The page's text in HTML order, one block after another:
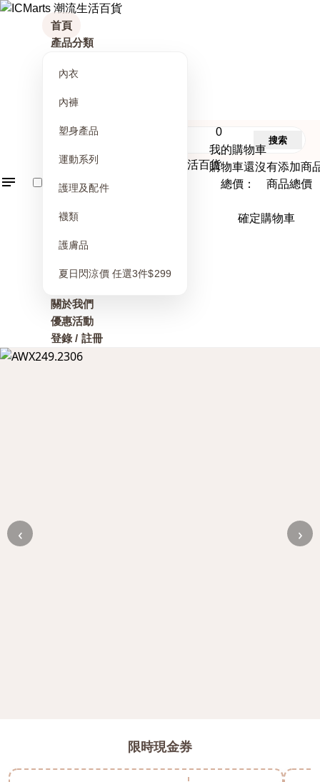
首頁
產品分類
內衣
內褲
塑身產品
運動系列
護理及配件
襪類
護膚品
夏日閃涼價 任選3件$299
關於我們
優惠活動
登錄 / 註冊
0
我的購物車
購物車還沒有添加商
總價： 商品總價
確定購物車
搜索
‹ ›
限時現金券